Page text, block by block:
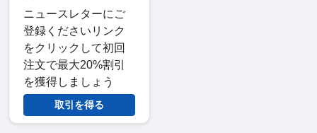
ニュースレターにご
登録くださいリンク
をクリックして初回
注文で最大20%割引
を獲得しましょう
取引を得る